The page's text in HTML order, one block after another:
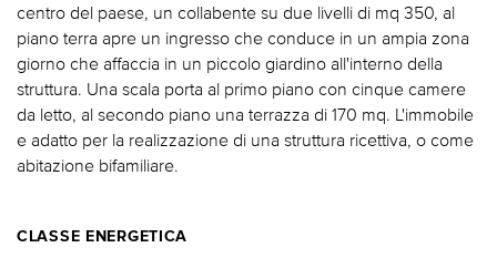
centro del paese, un collabente su due livelli di mq 350, al
piano terra apre un ingresso che conduce in un ampia zona
giorno che affaccia in un piccolo giardino all'interno della
struttura. Una scala porta al primo piano con cinque camere
da letto, al secondo piano una terrazza di 170 mq. L'immobile
e adatto per la realizzazione di una struttura ricettiva, o come
abitazione bifamiliare.
CLASSE ENERGETICA